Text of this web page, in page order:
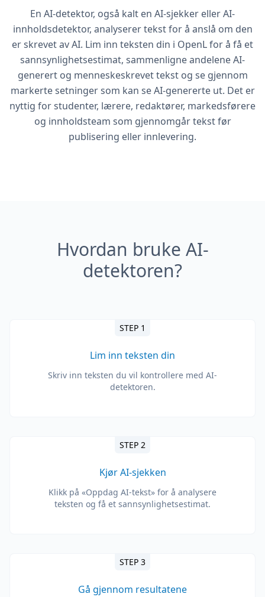
En AI-detektor, også kalt en AI-sjekker eller AI-
innholdsdetektor, analyserer tekst for å anslå om den
er skrevet av AI. Lim inn teksten din i OpenL for å få et
sannsynlighetsestimat, sammenligne andelene AI-
generert og menneskeskrevet tekst og se gjennom
markerte setninger som kan se AI-genererte ut. Det er
nyttig for studenter, lærere, redaktører, markedsførere
og innholdsteam som gjennomgår tekst før
publisering eller innlevering.
Hvordan bruke AI-
detektoren?
STEP 1
Lim inn teksten din
Skriv inn teksten du vil kontrollere med AI-
detektoren.
STEP 2
Kjør AI-sjekken
Klikk på «Oppdag AI-tekst» for å analysere
teksten og få et sannsynlighetsestimat.
STEP 3
Gå gjennom resultatene